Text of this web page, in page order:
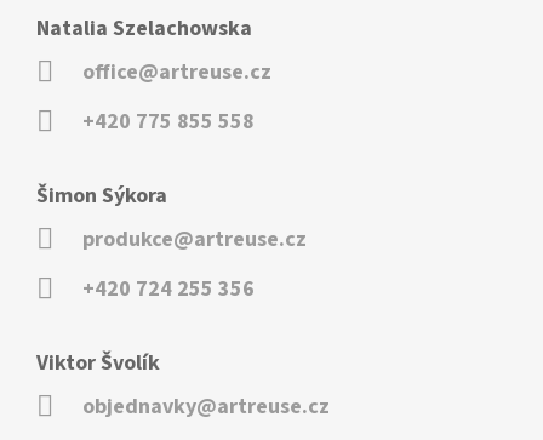
Natalia Szelachowska
office@artreuse.cz
+420 775 855 558
Šimon Sýkora
produkce@artreuse.cz
+420 724 255 356
Viktor Švolík
objednavky@artreuse.cz